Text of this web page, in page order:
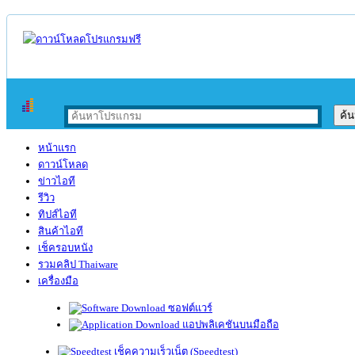
หน้าแรก
ดาวน์โหลด
ข่าวไอที
รีวิว
ทิปส์ไอที
สินค้าไอที
เช็ครอบหนัง
รวมคลิป Thaiware
เครื่องมือ
ซอฟต์แวร์
แอปพลิเคชันบนมือถือ
เช็คความเร็วเน็ต (Speedtest)